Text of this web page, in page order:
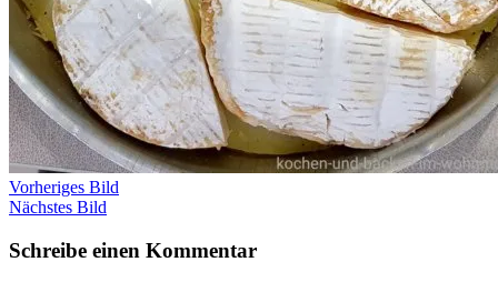
Vorheriges Bild
Nächstes Bild
Schreibe einen Kommentar